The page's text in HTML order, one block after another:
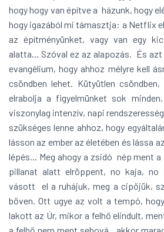
hogy hogy van építve a házunk, hogy
hogy igazából mi támasztja: a Netflix
az építményünket, vagy van egy
alatta... Szóval ez az alapozás. És azt
evangélium, hogy ahhoz mélyre kell
csöndben lehet. Kütyütlen
elrabolja a figyelmünket sok
viszonylag intenzív, napi
szükséges lenne ahhoz, hogy
lásson az ember az életében és lássa
lépés... Meg ahogy a zsidó nép ment
pillanat alatt elröppent, no kaja, no
vásott el a ruhájuk, meg a cipőjük,
bőven. Ott ugye az volt a tempó,
lakott az Úr, mikor a felhő elindult,